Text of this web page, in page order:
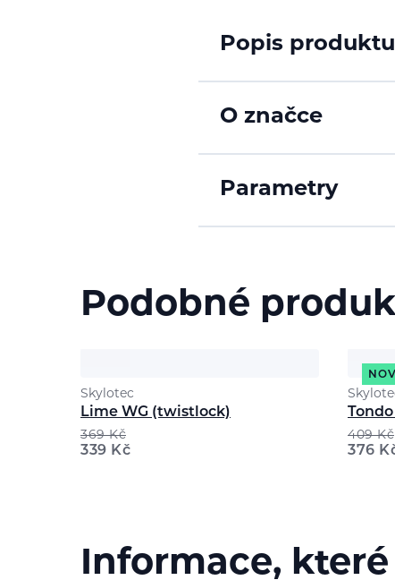
Popis produktu
O značce
Parametry
Podobné
Skylotec
Lime WG (twistlock)
369Kč
339 Kč
409Kč
376
Informace,